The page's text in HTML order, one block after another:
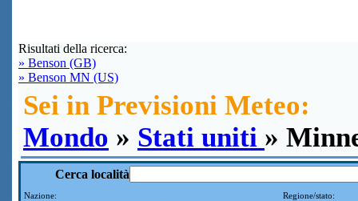
Risultati della ricerca:
» Benson (GB)
» Benson MN (US)
Sei in Previsioni Meteo:
Mondo » Stati uniti »
Cerca località
Nazione: Regione/stato: